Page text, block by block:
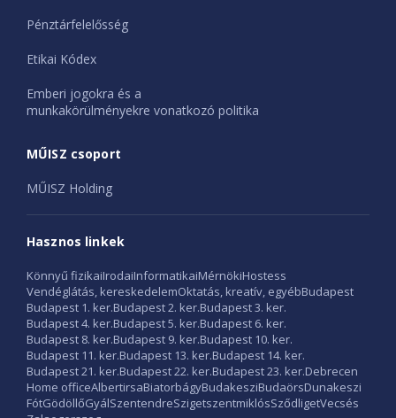
Pénztárfelelősség
Etikai Kódex
Emberi jogokra és a
munkakörülményekre vonatkozó politika
MŰISZ csoport
MŰISZ Holding
Hasznos linkek
Könnyű fizikaiIrodaiInformatikaiMérnökiHostess
Vendéglátás, kereskedelemOktatás, kreatív, egyébBudapest
Budapest 1. ker.Budapest 2. ker.Budapest 3. ker.
Budapest 4. ker.Budapest 5. ker.Budapest 6. ker.
Budapest 8. ker.Budapest 9. ker.Budapest 10. ker.
Budapest 11. ker.Budapest 13. ker.Budapest 14. ker.
Budapest 21. ker.Budapest 22. ker.Budapest 23. ker.Debrecen
Home officeAlbertirsaBiatorbágyBudakesziBudaörsDunakeszi
FótGödöllőGyálSzentendreSzigetszentmiklósSződligetVecsés